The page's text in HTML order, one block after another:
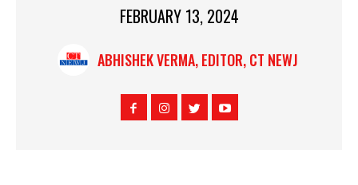
FEBRUARY 13, 2024
ABHISHEK VERMA, EDITOR, CT NEWJ